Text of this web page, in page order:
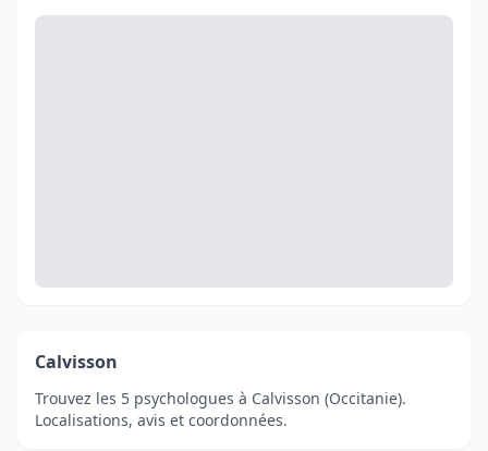
Calvisson
Trouvez les 5 psychologues à Calvisson (Occitanie).
Localisations, avis et coordonnées.